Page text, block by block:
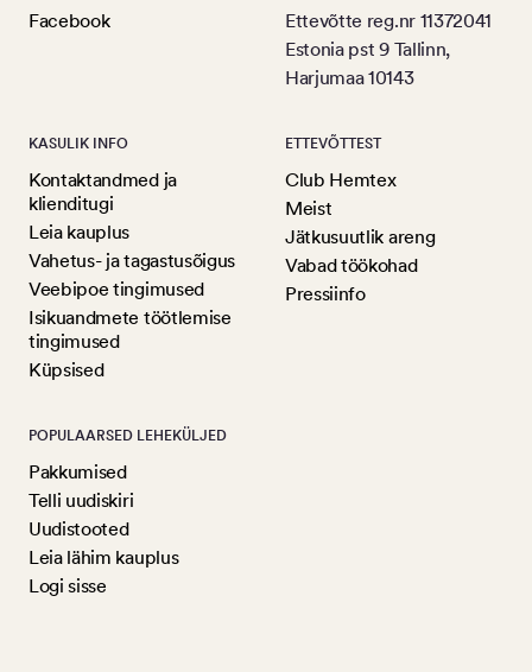
Facebook
Ettevõtte reg.nr 11372041
Estonia pst 9 Tallinn,
Harjumaa 10143
KASULIK INFO
Kontaktandmed ja
klienditugi
Leia kauplus
Vahetus- ja tagastusõigus
Veebipoe tingimused
Isikuandmete töötlemise
tingimused
Küpsised
ETTEVÕTTEST
Club Hemtex
Meist
Jätkusuutlik areng
Vabad töökohad
Pressiinfo
POPULAARSED LEHEKÜLJED
Pakkumised
Telli uudiskiri
Uudistooted
Leia lähim kauplus
Logi sisse